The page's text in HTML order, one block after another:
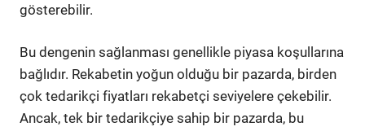
gösterebilir.
Bu dengenin sağlanması genellikle piyasa koşullarına
bağlıdır. Rekabetin yoğun olduğu bir pazarda, birden
çok tedarikçi fiyatları rekabetçi seviyelere çekebilir.
Ancak, tek bir tedarikçiye sahip bir pazarda, bu